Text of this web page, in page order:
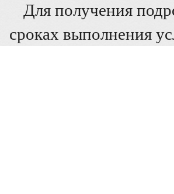
Для получения
сроках выполнения